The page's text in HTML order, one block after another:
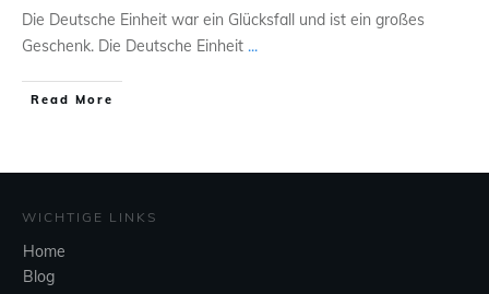
Die Deutsche Einheit war ein Glücksfall und ist ein großes
Geschenk. Die Deutsche Einheit ...
Read More
WICHTIGE LINKS
Home
Blog